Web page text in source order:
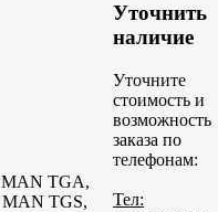
MAN TGA,
MAN TGS,
Уточнить
наличие
Уточните
стоимость и
возможность
заказа по
телефонам:
Тел: